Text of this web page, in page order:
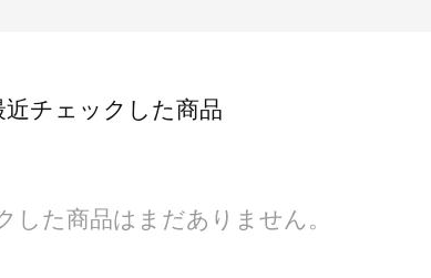
近チェックした商品
した商品はまだありません。